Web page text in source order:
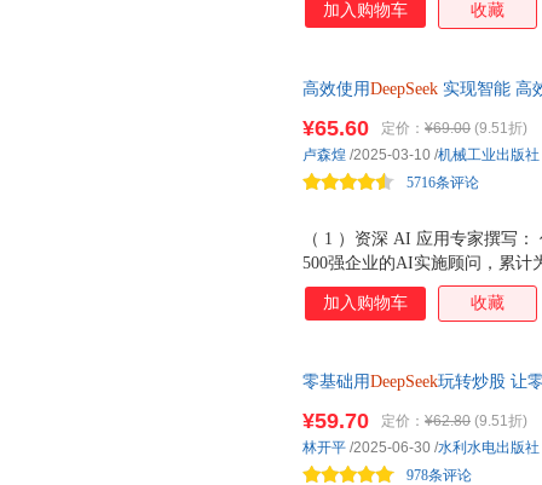
加入购物车 收藏
高效使用DeepSeek 实现智能 高
问撰写，超70个个人与企业场
力荐
（ 1 ）资深 AI 应用专家撰写
500强企业的AI实施顾问，累计
验十分丰富。 （ 2 ） 7 位企业
裁、快手副总裁等7位企业高
程、使用方法和解决方案，全
习、高效生活的方面的方法和
DeepSeek解决方案。
¥65.60 定价： ¥69.00 (9.51折)
5716条评论
卢森煌 /2025-03-10 /机械工业出版社
加入购物车 收藏
零基础用DeepSeek玩转炒股 让
¥59.70 定价： ¥62.80 (9.51折)
978条评论
林开平 /2025-06-30 /水利水电出版社